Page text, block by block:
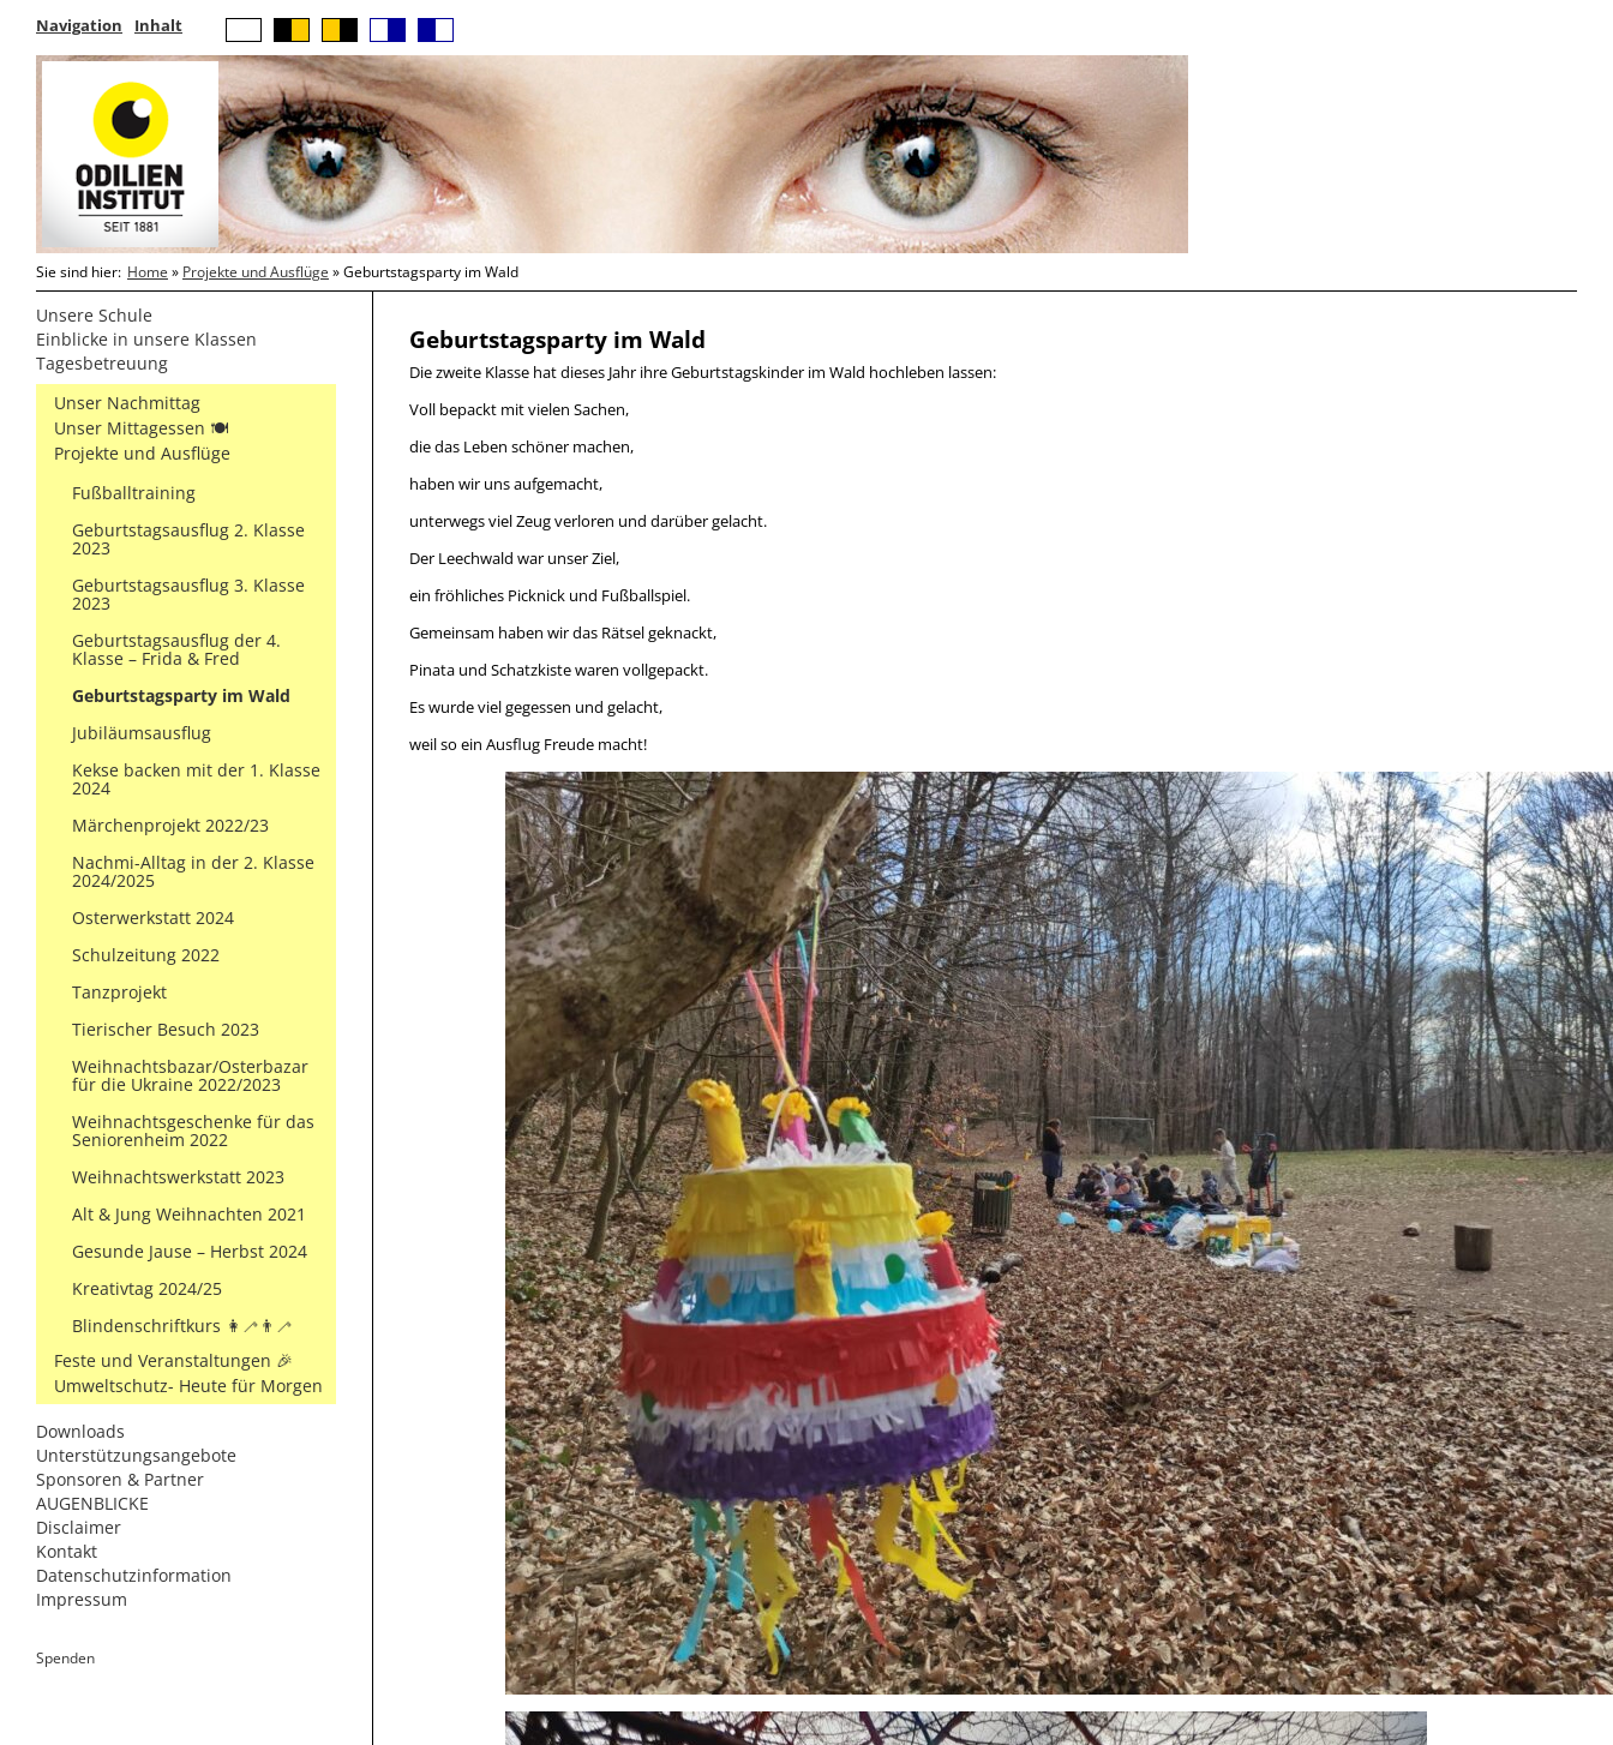
Navigation Inhalt
Sie sind hier: Home » Projekte und Ausflüge » Geburtstagsparty im Wald
Unsere Schule
Einblicke in unsere Klassen
Tagesbetreuung
Unser Nachmittag
Unser Mittagessen 🍽
Projekte und Ausflüge
Fußballtraining
Geburtstagsausflug 2. Klasse
2023
Geburtstagsausflug 3. Klasse
2023
Geburtstagsausflug der 4.
Klasse – Frida & Fred
Geburtstagsparty im Wald
Jubiläumsausflug
Kekse backen mit der 1. Klasse
2024
Märchenprojekt 2022/23
Nachmi-Alltag in der 2. Klasse
2024/2025
Osterwerkstatt 2024
Schulzeitung 2022
Tanzprojekt
Tierischer Besuch 2023
Weihnachtsbazar/Osterbazar
für die Ukraine 2022/2023
Weihnachtsgeschenke für das
Seniorenheim 2022
Weihnachtswerkstatt 2023
Alt & Jung Weihnachten 2021
Gesunde Jause – Herbst 2024
Kreativtag 2024/25
Blindenschriftkurs 👩‍🦯👨‍🦯
Feste und Veranstaltungen 🎉
Umweltschutz- Heute für Morgen
Downloads
Unterstützungsangebote
Sponsoren & Partner
AUGENBLICKE
Disclaimer
Kontakt
Datenschutzinformation
Impressum
Spenden
Geburtstagsparty im Wald
Die zweite Klasse hat dieses Jahr ihre Geburtstagskinder im Wald hochleben lassen:
Voll bepackt mit vielen Sachen,
die das Leben schöner machen,
haben wir uns aufgemacht,
unterwegs viel Zeug verloren und darüber gelacht.
Der Leechwald war unser Ziel,
ein fröhliches Picknick und Fußballspiel.
Gemeinsam haben wir das Rätsel geknackt,
Pinata und Schatzkiste waren vollgepackt.
Es wurde viel gegessen und gelacht,
weil so ein Ausflug Freude macht!